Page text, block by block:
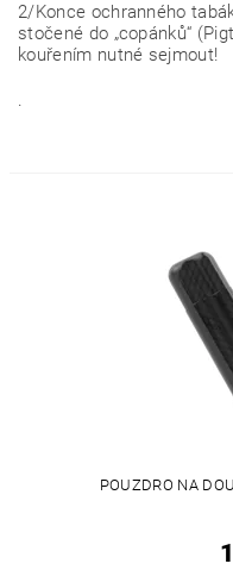
2/Konce ochranného
stočené do „copánků“
kouřením nutné sejmout!
.
POUZDRO NA